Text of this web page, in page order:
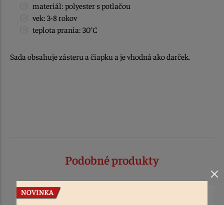
materiál: polyester s potlačou
vek: 3-8 rokov
teplota prania: 30°C
Sada obsahuje zásteru a čiapku a je vhodná ako darček.
Podobné produkty